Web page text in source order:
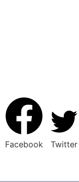
Facebook Twitter